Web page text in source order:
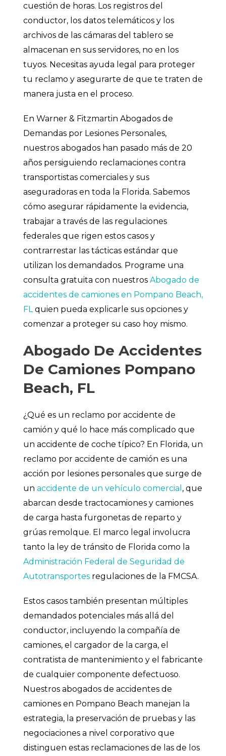
cuestión de horas. Los registros del
conductor, los datos telemáticos y los
archivos de las cámaras del tablero se
almacenan en sus servidores, no en los
tuyos. Necesitas ayuda legal para proteger
tu reclamo y asegurarte de que te traten de
manera justa en el proceso.
En Warner & Fitzmartin Abogados de
Demandas por Lesiones Personales,
nuestros abogados han pasado más de 20
años persiguiendo reclamaciones contra
transportistas comerciales y sus
aseguradoras en toda la Florida. Sabemos
cómo asegurar rápidamente la evidencia,
trabajar a través de las regulaciones
federales que rigen estos casos y
contrarrestar las tácticas estándar que
utilizan los demandados. Programe una
consulta gratuita con nuestros Abogado de
accidentes de camiones en Pompano Beach,
FL quien pueda explicarle sus opciones y
comenzar a proteger su caso hoy mismo.
Abogado De Accidentes
De Camiones Pompano
Beach, FL
¿Qué es un reclamo por accidente de
camión y qué lo hace más complicado que
un accidente de coche típico? En Florida, un
reclamo por accidente de camión es una
acción por lesiones personales que surge de
un accidente de un vehículo comercial , que
abarcan desde tractocamiones y camiones
de carga hasta furgonetas de reparto y
grúas remolque. El marco legal involucra
tanto la ley de tránsito de Florida como la
Administración Federal de Seguridad de
Autotransportes regulaciones de la FMCSA.
Estos casos también presentan múltiples
demandados potenciales más allá del
conductor, incluyendo la compañía de
camiones, el cargador de la carga, el
contratista de mantenimiento y el fabricante
de cualquier componente defectuoso.
Nuestros abogados de accidentes de
camiones en Pompano Beach manejan la
estrategia, la preservación de pruebas y las
negociaciones a nivel corporativo que
distinguen estas reclamaciones de las de los